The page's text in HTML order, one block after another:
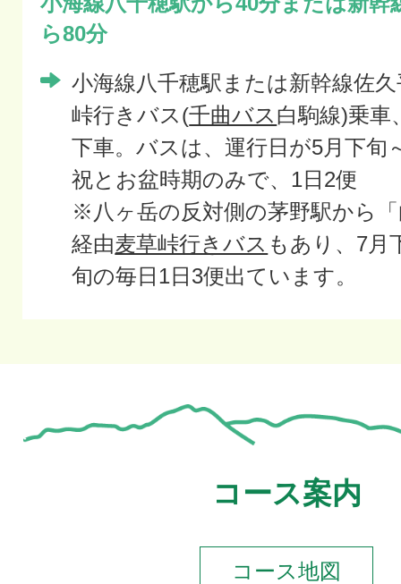
ら80分
小海線八千穂駅または新幹線佐
峠行きバス(千曲バス白駒線)乗車
下車。バスは、運行日が5月下旬
祝とお盆時期のみで、1日2便
※八ヶ岳の反対側の茅野駅から
経由麦草峠行きバス もあり、7月
旬の毎日1日3便出ています。
コース案内
コース地図